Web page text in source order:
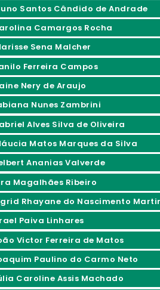
Santos Cândido de Andrade
Camargos Rocha
Sena Malcher
Ferreira Campos
Nery de Araujo
Nunes Zambrini
Alves Silva de Oliveira
Matos Marques da Silva
Ananias Valverde
Magalhães Ribeiro
Rhayane do Nascimento
Paiva Linhares
Victor Ferreira de Matos
Paulino do Carmo Neto
Caroline Assis Machado